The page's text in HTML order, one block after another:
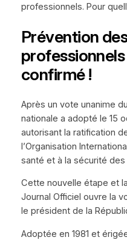
professionnels. Pour
Prévention
confirmé !
Après un vote unanime
nationale a adopté le 15
autorisant la ratification
l’Organisation
santé et à la sécurité des
Cette nouvelle étape et
Journal Officiel ouvre la
le président de la
Adoptée en 1981 et